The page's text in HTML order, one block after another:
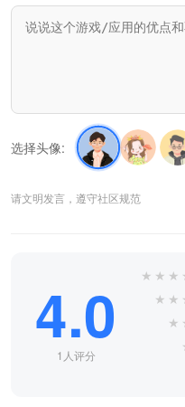
选择头像:
请文明发言，遵守社区规范
4.0
1人评分
★ ★ ★
★ ★
★